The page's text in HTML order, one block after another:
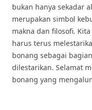
bukan hanya sekadar
merupakan simbol
makna dan filosofi.
harus terus
bonang sebagai
dilestarikan. Selamat
bonang yang